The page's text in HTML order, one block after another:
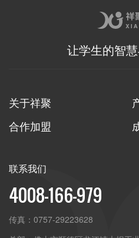
让学生的智
关于祥聚
合作加盟
联系我们
4008-166-979
传真： 0757-29223628